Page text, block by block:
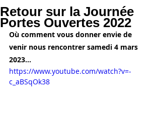
Retour sur la Journée
Portes Ouvertes 2022
Où comment vous donner envie de
venir nous rencontrer samedi 4 mars
2023...
https://www.youtube.com/watch?v=-
c_aBSqOk38